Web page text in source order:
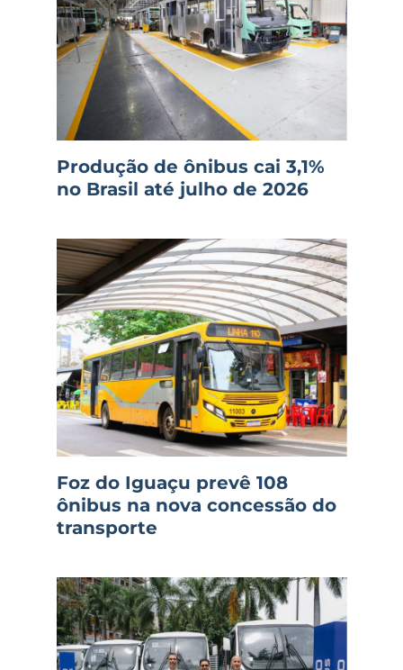
Produção de ônibus cai 3,1%
no Brasil até julho de 2026
Foz do Iguaçu prevê 108
ônibus na nova concessão do
transporte